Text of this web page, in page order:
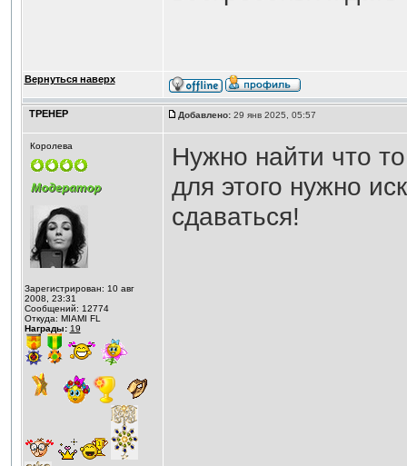
Вернуться наверх
ТРЕНЕР Добавлено:29 янв 2025, 05:57
Королева
Зарегистрирован: 10 авг
2008, 23:31
Сообщений: 12774
Откуда: MIAMI FL
Награды: 19
Нужно найти что
для этого нужно
сдаваться!